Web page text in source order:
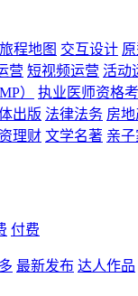
程地图 交互设计
营 短视频运营 活动
）
执业医师资格
出版 法律法务 房
理财 文学名著 亲
付费
最新发布 达人作品